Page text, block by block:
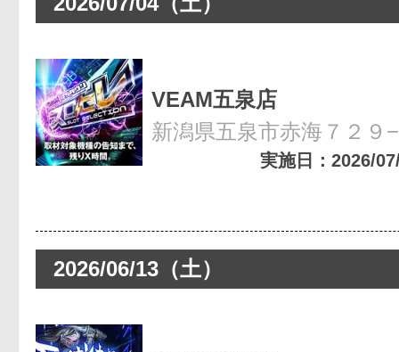
VEAM五泉店
新潟県五泉市赤海７２９
実施日：2026/
2026/06/13（土）